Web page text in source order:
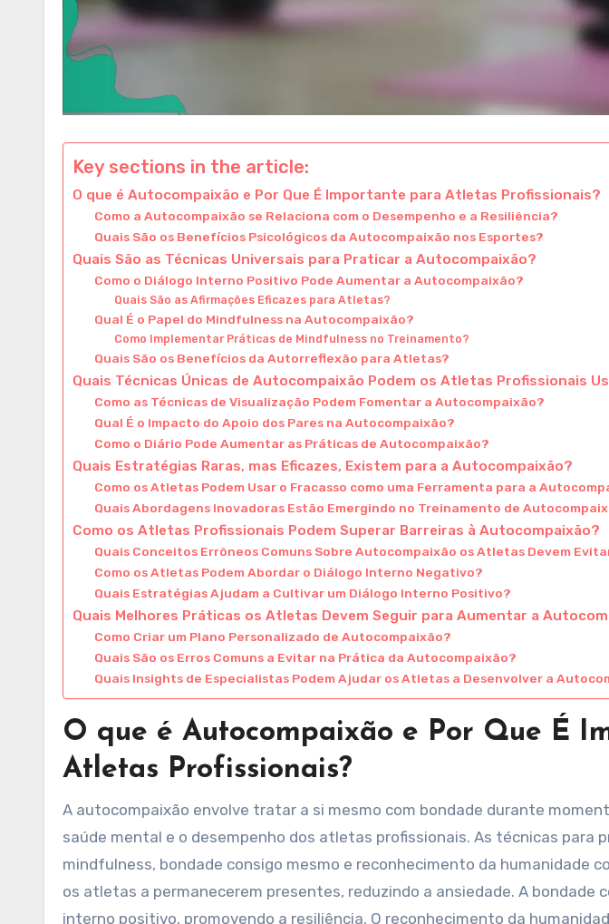
Key sections in the article:
O que é Autocompaixão e Por Que É Importante para Atletas Profissionais?
Como a Autocompaixão se Relaciona com o Desempenho e a Resiliência?
Quais São os Benefícios Psicológicos da Autocompaixão nos Esportes?
Quais São as Técnicas Universais para Praticar a Autocompaixão?
Como o Diálogo Interno Positivo Pode Aumentar a Autocompaixão?
Quais São as Afirmações Eficazes para Atletas?
Qual É o Papel do Mindfulness na Autocompaixão?
Como Implementar Práticas de Mindfulness no Treinamento?
Quais São os Benefícios da Autorreflexão para Atletas?
Quais Técnicas Únicas de Autocompaixão Podem os Atletas Profissionais
Como as Técnicas de Visualização Podem Fomentar a Autocompaixão?
Qual É o Impacto do Apoio dos Pares na Autocompaixão?
Como o Diário Pode Aumentar as Práticas de Autocompaixão?
Quais Estratégias Raras, mas Eficazes, Existem para a Autocompaixão?
Como os Atletas Podem Usar o Fracasso como uma Ferramenta para a
Quais Abordagens Inovadoras Estão Emergindo no Treinamento de
Como os Atletas Profissionais Podem Superar Barreiras à Autocompaixão?
Quais Conceitos Errôneos Comuns Sobre Autocompaixão os Atletas Devem
Como os Atletas Podem Abordar o Diálogo Interno Negativo?
Quais Estratégias Ajudam a Cultivar um Diálogo Interno Positivo?
Quais Melhores Práticas os Atletas Devem Seguir para Aumentar a
Como Criar um Plano Personalizado de Autocompaixão?
Quais São os Erros Comuns a Evitar na Prática da Autocompaixão?
Quais Insights de Especialistas Podem Ajudar os Atletas a Desenvolver a
O que é Autocompaixão e Por Que É
Atletas Profissionais?
A autocompaixão envolve tratar a si mesmo com bondade durante
saúde mental e o desempenho dos atletas profissionais. As técnicas para
mindfulness, bondade consigo mesmo e reconhecimento da humanidade
os atletas a permanecerem presentes, reduzindo a ansiedade. A bondade
interno positivo, promovendo a resiliência. O reconhecimento da